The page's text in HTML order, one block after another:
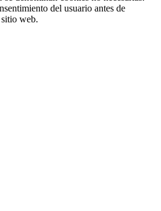
del usuario antes de
sitio web.